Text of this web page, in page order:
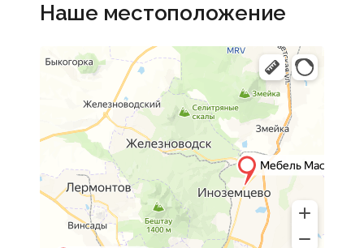
Наше местоположение